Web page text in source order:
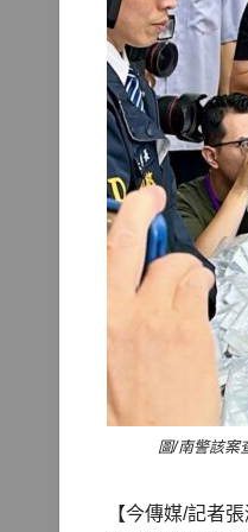
圖/南警該案
【今傳媒/記者